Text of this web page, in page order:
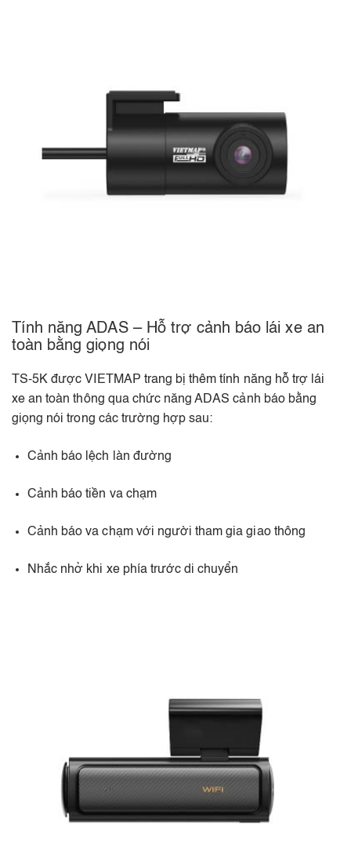
Tính năng ADAS – Hỗ trợ cảnh báo lái xe an
toàn bằng giọng nói
TS-5K được VIETMAP trang bị thêm tính năng hỗ trợ lái
xe an toàn thông qua chức năng ADAS cảnh báo bằng
giọng nói trong các trường hợp sau:​
Cảnh báo lệch làn đường​
Cảnh báo tiền va chạm​
Cảnh báo va chạm với người tham gia giao thông​
Nhắc nhở khi xe phía trước di chuyển​